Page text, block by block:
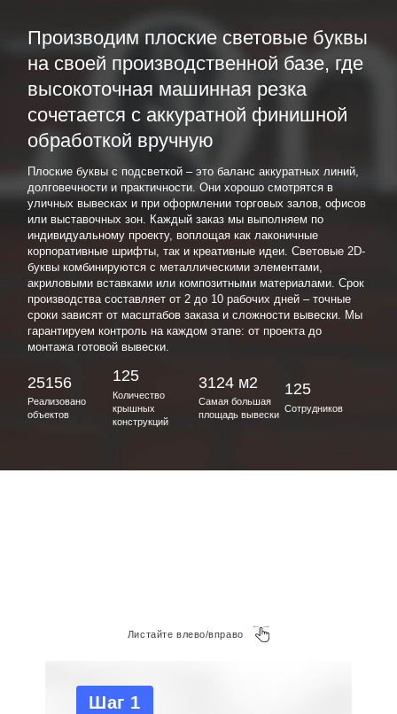
Производим плоские световые буквы
на своей производственной базе, где
высокоточная машинная резка
сочетается с аккуратной финишной
обработкой вручную
Плоские буквы с подсветкой – это баланс аккуратных линий,
долговечности и практичности. Они хорошо смотрятся в
уличных вывесках и при оформлении торговых залов, офисов
или выставочных зон. Каждый заказ мы выполняем по
индивидуальному проекту, воплощая как лаконичные
корпоративные шрифты, так и креативные идеи. Световые 2D-
буквы комбинируются с металлическими элементами,
акриловыми вставками или композитными материалами. Срок
производства составляет от 2 до 10 рабочих дней – точные
сроки зависят от масштабов заказа и сложности вывески. Мы
гарантируем контроль на каждом этапе: от проекта до
монтажа готовой вывески.
25156
Реализовано
объектов
125
Количество
крышных
конструкций
3124 м2
Самая большая
площадь вывески
125
Сотрудников
Листайте влево/вправо
Шаг 1